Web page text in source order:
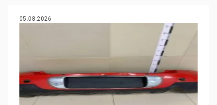
05.08.2026